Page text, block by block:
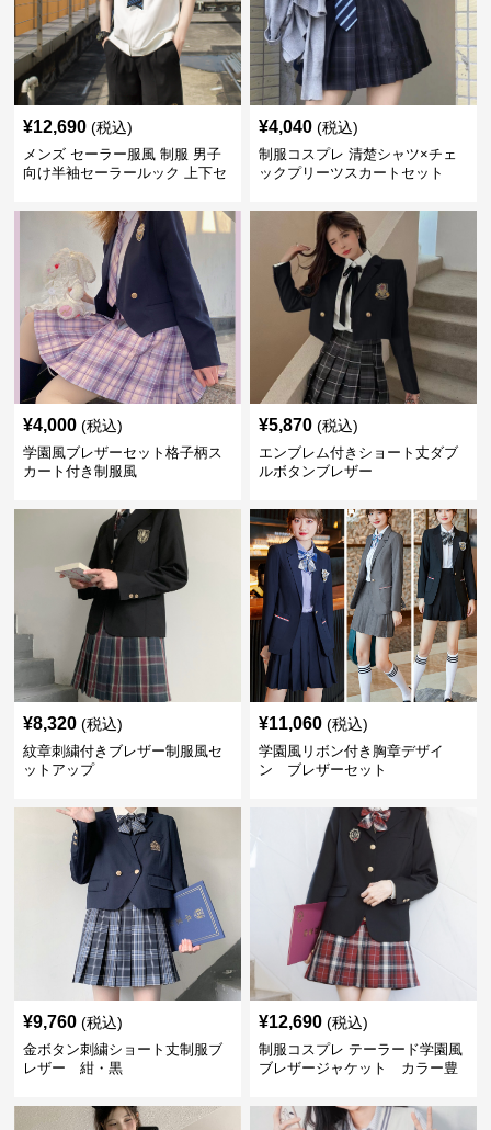
¥12,690 (税込)
メンズ セーラー服風 制服 男子
向け半袖セーラールック 上下セ
¥4,040 (税込)
制服コスプレ 清楚シャツ×チェ
ックプリーツスカートセット
¥4,000 (税込)
学園風ブレザーセット格子柄ス
カート付き制服風
¥5,870 (税込)
エンブレム付きショート丈ダブ
ルボタンブレザー
¥8,320 (税込)
紋章刺繍付きブレザー制服風セ
ットアップ
¥11,060 (税込)
学園風リボン付き胸章デザイ
ン ブレザーセット
¥9,760 (税込)
金ボタン刺繍ショート丈制服ブ
レザー 紺・黒
¥12,690 (税込)
制服コスプレ テーラード学園風
ブレザージャケット カラー豊